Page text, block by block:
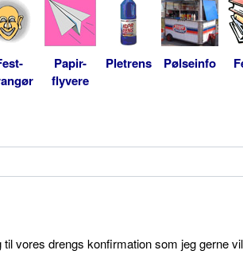
Papir-
flyvere
Pletrens Pølseinfo
vores drengs konfirmation som jeg gerne